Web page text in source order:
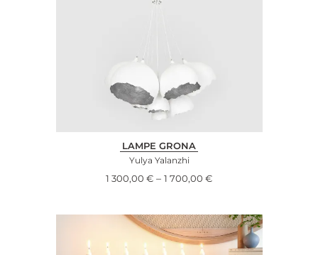
LAMPE GRONA
Yulya Yalanzhi
1 300,00 € – 1 700,00 €